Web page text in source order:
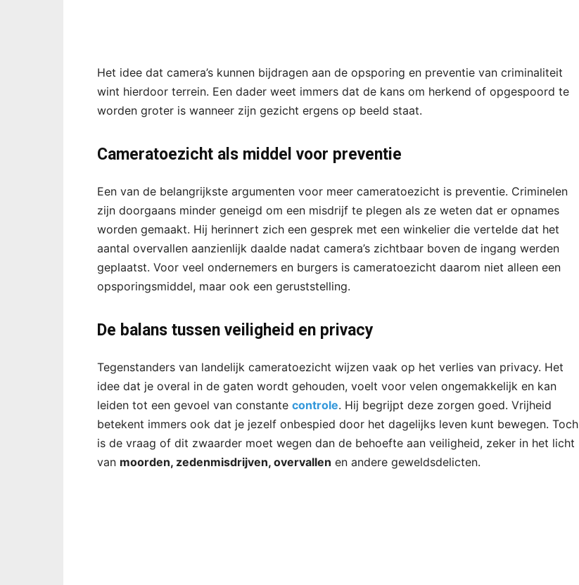
Het idee dat camera’s kunnen bijdragen aan de opsporing en preventie van criminaliteit
wint hierdoor terrein. Een dader weet immers dat de kans om herkend of opgespoord te
worden groter is wanneer zijn gezicht ergens op beeld staat.
Cameratoezicht als middel voor preventie
Een van de belangrijkste argumenten voor meer cameratoezicht is preventie. Criminelen
zijn doorgaans minder geneigd om een misdrijf te plegen als ze weten dat er opnames
worden gemaakt. Hij herinnert zich een gesprek met een winkelier die vertelde dat het
aantal overvallen aanzienlijk daalde nadat camera’s zichtbaar boven de ingang werden
geplaatst. Voor veel ondernemers en burgers is cameratoezicht daarom niet alleen een
opsporingsmiddel, maar ook een geruststelling.
De balans tussen veiligheid en privacy
Tegenstanders van landelijk cameratoezicht wijzen vaak op het verlies van privacy. Het
idee dat je overal in de gaten wordt gehouden, voelt voor velen ongemakkelijk en kan
leiden tot een gevoel van constante controle. Hij begrijpt deze zorgen goed. Vrijheid
betekent immers ook dat je jezelf onbespied door het dagelijks leven kunt bewegen. Toch
is de vraag of dit zwaarder moet wegen dan de behoefte aan veiligheid, zeker in het licht
van moorden, zedenmisdrijven, overvallen en andere geweldsdelicten.